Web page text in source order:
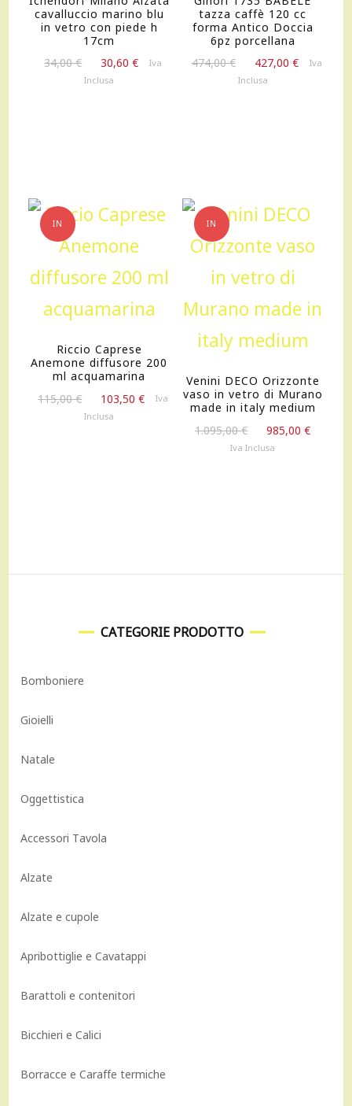
cavalluccio marino blu
in vetro con piede h
17cm
34,00€
prezzo
30,60€
IlIva
Inclusa
tazza caffè 120 cc
forma Antico Doccia
6pz porcellana
474,00€
prezzo
427,00 €
IlIva
Inclusa
IN
OFFERTA!
Riccio Caprese
Anemone diffusore 200
ml acquamarina
115,00€
prezzo
103,50€
IlIva
Inclusa
IN
OFFERTA!
Venini DECO Orizzonte
vaso in vetro di Murano
made in italy medium
1.095,00€
prezzo
985,00€
Iva Inclusa
CATEGORIE PRODOTTO
Bomboniere
Gioielli
Natale
Oggettistica
Accessori Tavola
Alzate
Alzate e cupole
Apribottiglie e Cavatappi
Barattoli e contenitori
Bicchieri e Calici
Borracce e Caraffe termiche